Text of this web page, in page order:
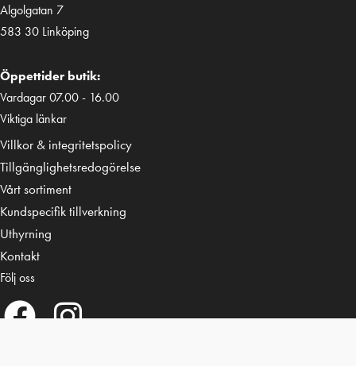
Algolgatan 7
583 30 Linköping
Öppettider butik:
Vardagar 07.00 - 16.00
Viktiga länkar
Villkor & integritetspolicy
Tillgänglighetsredogörelse
Vårt sortiment
Kundspecifik tillverkning
Uthyrning
Kontakt
Följ oss